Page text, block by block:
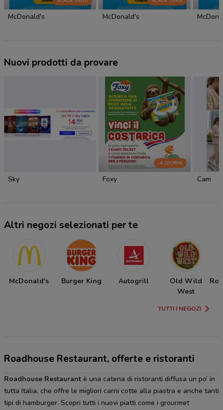
McDonald's McDonald's
Nuovi prodotti da provare
Sky
-4 GIORNI
Foxy Cam
Altri negozi selezionati per te
McDonald's Burger King Autogrill
Old Wild
West
TUTTI I NEGOZI
Roadhouse Restaurant, offerte e ristoranti
Roadhouse Restaurant è una catena di ristoranti diffusa un po’ in
tutta Italia, che offre le migliori carni cotte alla piastra e anche tanti
tipi di hamburger. Scopri tutti i nuovi piatti come i grourmet